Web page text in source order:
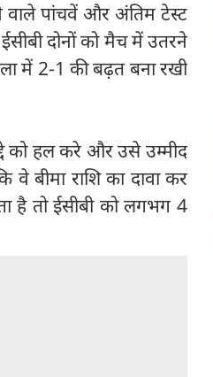
वाले पांचवें और अंतिम टेस्ट
दोनों को मैच में उतरने
में 2-1 की बढ़त बना रखी
को हल करे और उसे उम्मीद
वे बीमा राशि का दावा कर
है तो ईसीबी को लगभग 4